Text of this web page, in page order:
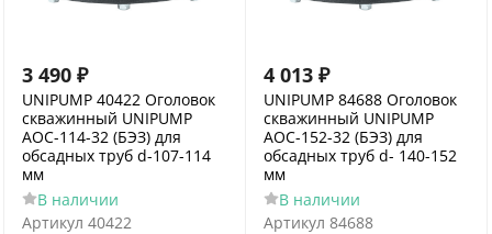
3 490 ₽
UNIPUMP 40422 Оголовок
скважинный UNIPUMP
АОС-114-32 (БЭЗ) для
обсадных труб d-107-114
мм
В наличии
Артикул 40422
4 013 ₽
UNIPUMP 84688 Оголовок
скважинный UNIPUMP
АОС-152-32 (БЭЗ) для
обсадных труб d- 140-152
мм
В наличии
Артикул 84688